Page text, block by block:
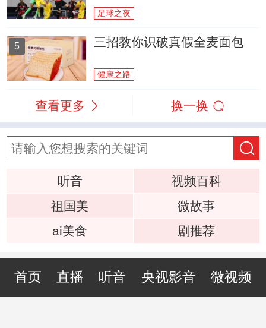
足球之夜
5 三招教你识破真假全麦面包
健康之路
查看更多 换一换
听音
视频百科
祖国美
微故事
ai美食
剧推荐
首页 直播 听音 央视影音 微视频